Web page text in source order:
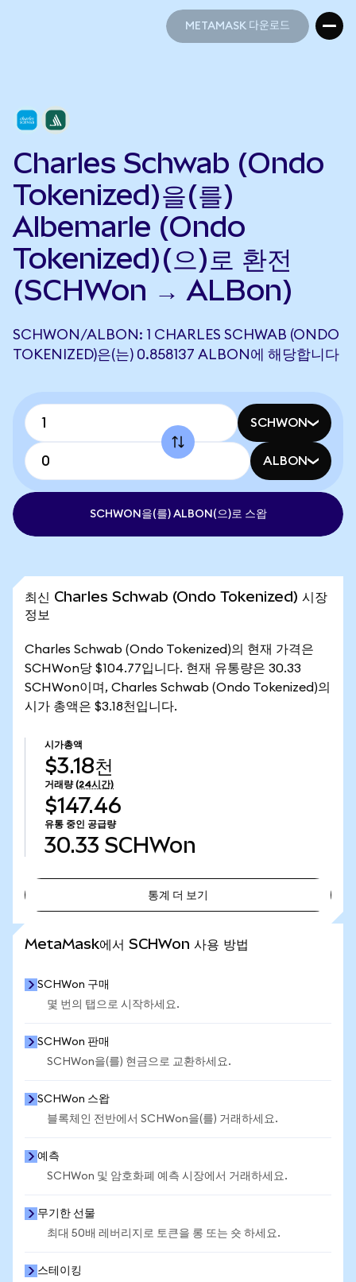
METAMASK 다운로드
Charles Schwab (Ondo
Tokenized)을(를)
Albemarle (Ondo
Tokenized)(으)로 환전
(SCHWon → ALBon)
SCHWON/ALBON: 1 CHARLES SCHWAB (ONDO
TOKENIZED)은(는) 0.858137 ALBON에 해당합니다
SCHWON
ALBON
SCHWON을(를) ALBON(으)로 스왑
최신 Charles Schwab (Ondo Tokenized) 시장
정보
Charles Schwab (Ondo Tokenized)의 현재 가격은
SCHWon당 $104.77입니다. 현재 유통량은 30.33
SCHWon이며, Charles Schwab (Ondo Tokenized)의
시가 총액은 $3.18천입니다.
시가총액
$3.18천
거래량 (24시간)
$147.46
유통 중인 공급량
30.33 SCHWon
통계 더 보기
MetaMask에서 SCHWon 사용 방법
SCHWon 구매
몇 번의 탭으로 시작하세요.
SCHWon 판매
SCHWon을(를) 현금으로 교환하세요.
SCHWon 스왑
블록체인 전반에서 SCHWon을(를) 거래하세요.
예측
SCHWon 및 암호화폐 예측 시장에서 거래하세요.
무기한 선물
최대 50배 레버리지로 토큰을 롱 또는 숏 하세요.
스테이킹